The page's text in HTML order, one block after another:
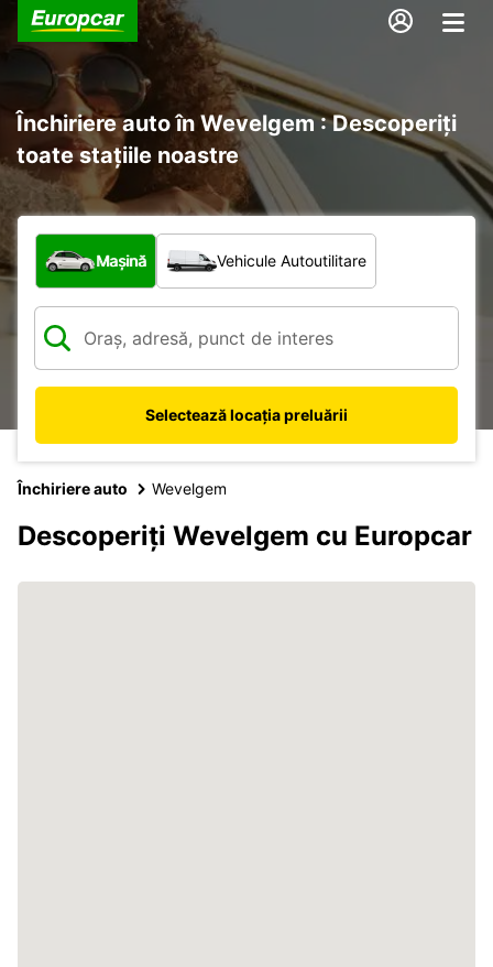
Închiriere auto în Wevelgem : Descoperiți
toate stațiile noastre
Ce tip de vehicul?
Mașină Vehicule Autoutilitare
Selectează locația preluării
Închiriere auto Wevelgem
Descoperiți Wevelgem cu Europcar